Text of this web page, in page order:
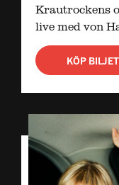
Krautrockens
live med von
KÖP